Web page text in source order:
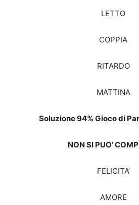
LETTO
COPPIA
RITARDO
MATTINA
Soluzione 94% Gioco di
NON SI PUO’
FELICITA’
AMORE